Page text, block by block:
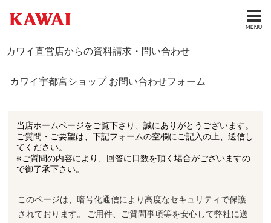
カワイ直営店からの資料請求・問い合わせ
カワイ宇都宮ショップ お問い合わせフォーム
当店ホームページをご覧下さり、誠にありがとうございます。
ご質問・ご要望は、下記フォームの空欄にご記入の上、送信し
てください。
※ご質問の内容により、回答に日数を頂く場合がございますの
で御了承下さい。
このページは、暗号化通信により高度なセキュリティで保護
されております。 ご用件、ご質問事項等を安心して弊社に送